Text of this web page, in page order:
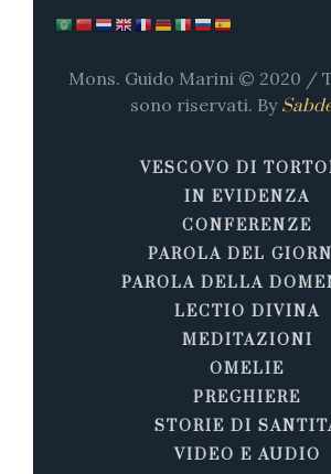
Mons. Guido Marini © 2020 /
sono riservati. By
VESCOVO DI
IN EVIDENZA
CONFERENZE
PAROLA DEL
PAROLA DELLA
LECTIO DIVINA
MEDITAZIONI
OMELIE
PREGHIERE
STORIE DI
VIDEO E AUDIO